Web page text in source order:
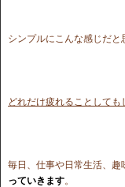
シンプルにこんな感じだと
どれだけ疲れることしても
毎日、仕事や日常生活、趣
っていきます。